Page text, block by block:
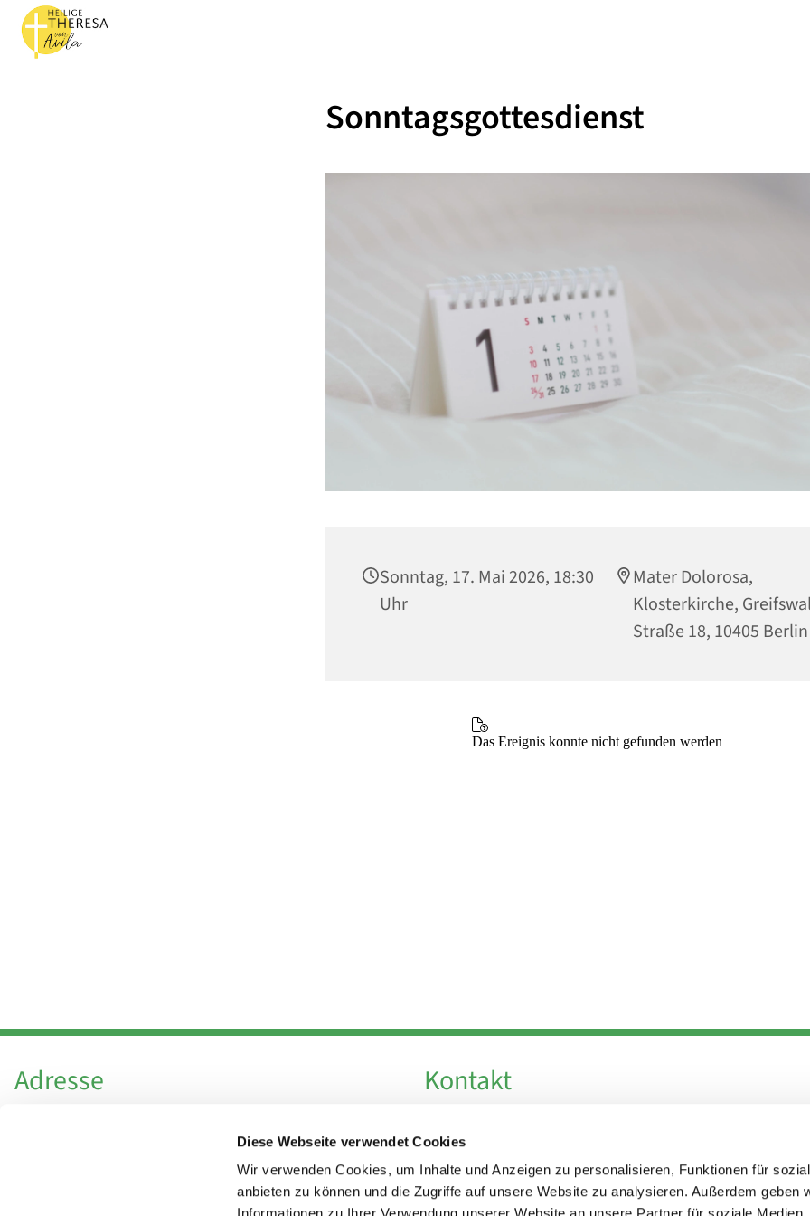
Diese Webseite verwendet Cookies
Wir verwenden Cookies, um Inhalte und Anzeigen zu personalisieren, Funktionen für
anbieten zu können und die Zugriffe auf unsere Website zu analysieren. Außerdem geben
Sonntagsgottesdienst
Sonntag, 17. Mai 2026, 18:30
Uhr
Mater Dolorosa,
Klosterkirche,
Straße 18, 10405 Berlin
Adresse
Hl. Theresa von Avila Berlin Nordost
Leitender Pfarrer - Norbert Pomplun
Kontakt
Fax +49 30 924 54 18
E-Mailinfo@theresa-von-avila-berlin.de